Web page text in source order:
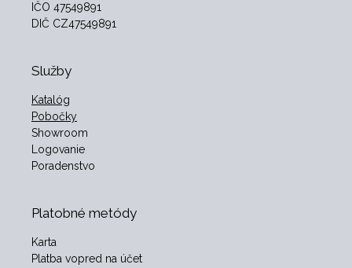
IČO 47549891
DIČ CZ47549891
Služby
Katalóg
Pobočky
Showroom
Logovanie
Poradenstvo
Platobné metódy
Karta
Platba vopred na účet